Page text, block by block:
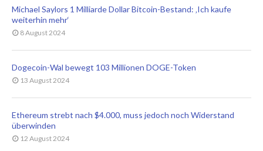
Michael Saylors 1 Milliarde Dollar Bitcoin-Bestand: ‚Ich kaufe
weiterhin mehr‘
8 August 2024
Dogecoin-Wal bewegt 103 Millionen DOGE-Token
13 August 2024
Ethereum strebt nach $4.000, muss jedoch noch Widerstand
überwinden
12 August 2024